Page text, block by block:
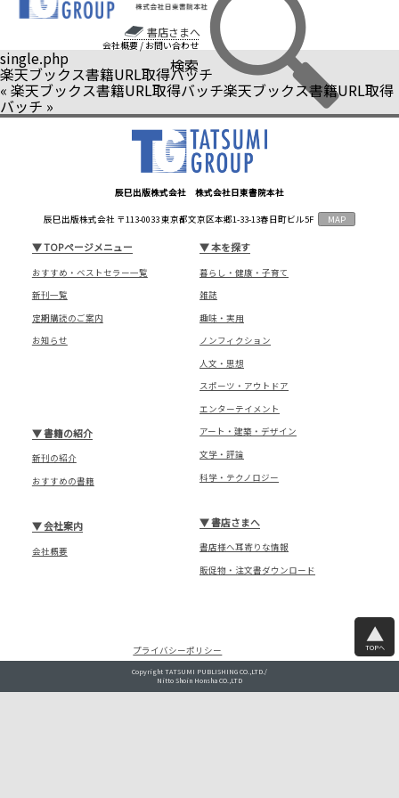
書店さまへ
会社概要 / お問い合わせ
検索
single.php
楽天ブックス書籍URL取得バッチ
« 楽天ブックス書籍URL取得バッチ楽天ブックス書籍URL取得
バッチ »
辰巳出版株式会社 株式会社日東書院本社
辰巳出版株式会社 〒113-0033 東京都文京区本郷1-33-13春日町ビル5F MAP
▼TOPページメニュー
おすすめ・ベストセラー一覧
新刊一覧
定期購読のご案内
お知らせ
▼本を探す
暮らし・健康・子育て
雑誌
趣味・実用
ノンフィクション
人文・思想
スポーツ・アウトドア
エンターテイメント
アート・建築・デザイン
文学・評論
科学・テクノロジー
▼書籍の紹介
新刊の紹介
おすすめの書籍
▼書店さまへ
書店様へ耳寄りな情報
販促物・注文書ダウンロード
▼会社案内
会社概要
プライバシーポリシー TOPへ
Copyright TATSUMI PUBLISHING CO.,LTD./
Nitto Shoin Honsha CO.,LTD